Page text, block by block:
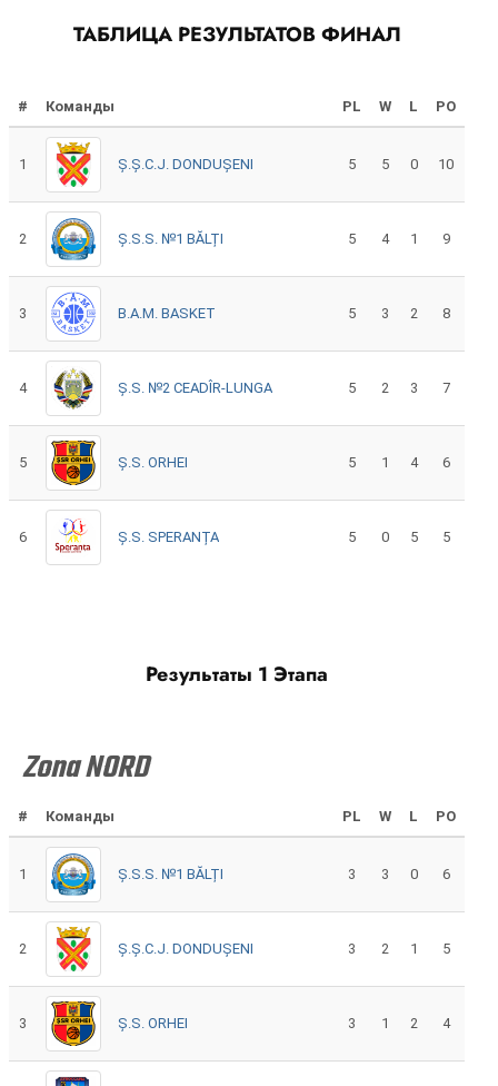
ТАБЛИЦА РЕЗУЛЬТАТОВ ФИНАЛ
# Команды PL W L PO
1 Ș.Ș.C.J. DONDUȘENI 5 5 0 10
2 Ș.S.S. №1 BĂLȚI 5 4 1 9
3 B.A.M. BASKET 5 3 2 8
4 Ș.S. №2 CEADÎR-LUNGA 5 2 3 7
5 Ș.S. ORHEI 5 1 4 6
6 Ș.S. SPERANȚA 5 0 5 5
Результаты 1 Этапа
Zona NORD
# Команды PL W L PO
1 Ș.S.S. №1 BĂLȚI 3 3 0 6
2 Ș.Ș.C.J. DONDUȘENI 3 2 1 5
3 Ș.S. ORHEI 3 1 2 4